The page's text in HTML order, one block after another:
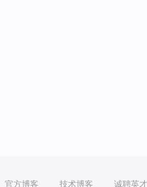
官方博客 技术博客 诚聘英才